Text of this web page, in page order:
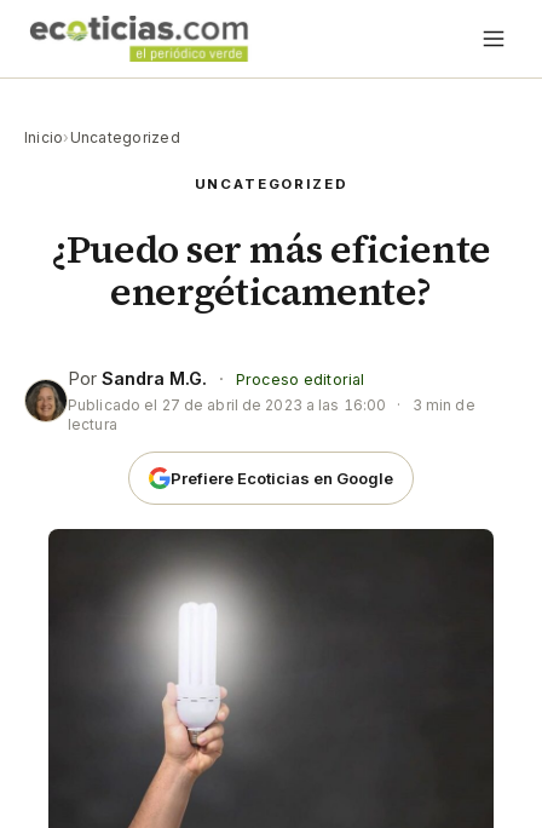
Inicio› Uncategorized
UNCATEGORIZED
¿Puedo ser más eficiente
energéticamente?
Por Sandra M.G. ·
Proceso editorial
Publicado el 27 de abril de 2023 a las 16:00 ·
3 min de
lectura
Prefiere Ecoticias en Google